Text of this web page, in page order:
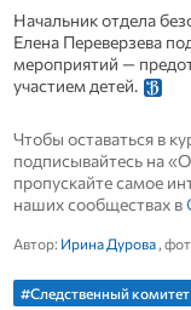
Начальник отдела
Елена Переверзева
мероприятий —
участием детей.
Чтобы оставаться в
подписывайтесь на
пропускайте самое
наших сообществах в
Автор: Ирина Дурова,
#Следственный комитет